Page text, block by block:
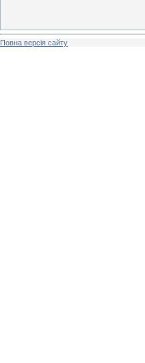
Повна версія сайту